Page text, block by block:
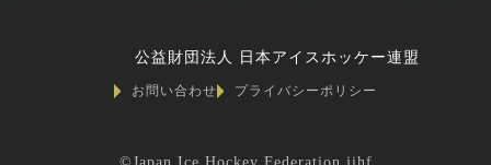
公益財団法人 日本アイスホッケー連盟
お問い合わせ プライバシーポリシー